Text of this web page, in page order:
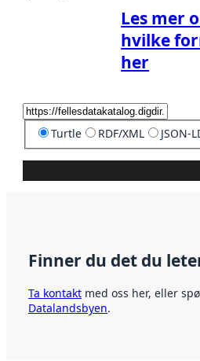
Les mer
hvilke
her
Turtle RDF/XML JSON-
Finner du det du
Ta kontakt med oss her, eller
Datalandsbyen.